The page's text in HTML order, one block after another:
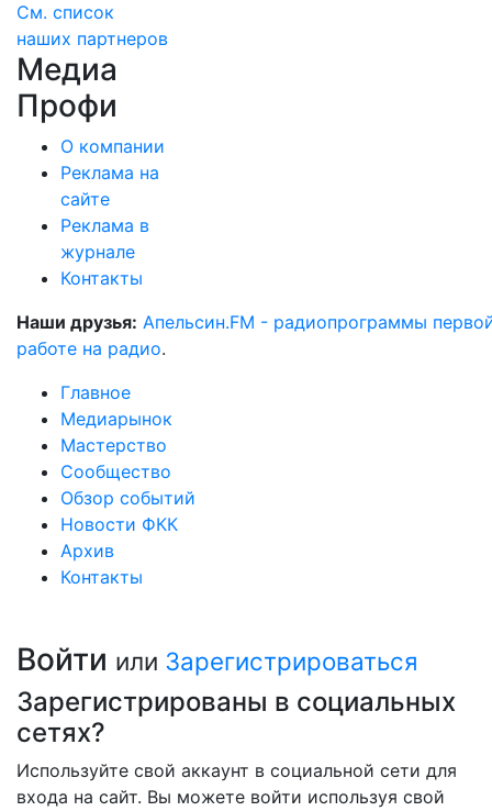
См. список
наших партнеров
Медиа
Профи
О компании
Реклама на
сайте
Реклама в
журнале
Контакты
Наши друзья: Апельсин.FM - радиопрограммы
работе на радио.
Главное
Медиарынок
Мастерство
Сообщество
Обзор событий
Новости ФКК
Архив
Контакты
Войти или Зарегистрироваться
Зарегистрированы в социальных
сетях?
Используйте свой аккаунт в социальной сети для
входа на сайт. Вы можете войти используя свой